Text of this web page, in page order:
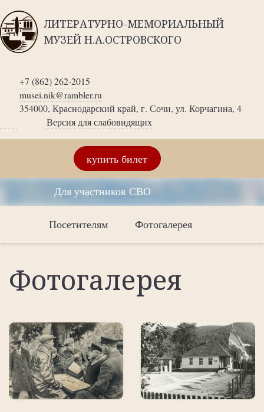
ЛИТЕРАТУРНО-МЕМОРИАЛЬНЫЙ
МУЗЕЙ Н.А.ОСТРОВСКОГО
+7 (862) 262-2015
musei.nik@rambler.ru
354000, Краснодарский край, г. Сочи, ул. Корчагина, 4
Версия для слабовидящих
купить билет
Для участников СВО
Посетителям Фотогалерея
Фотогалерея